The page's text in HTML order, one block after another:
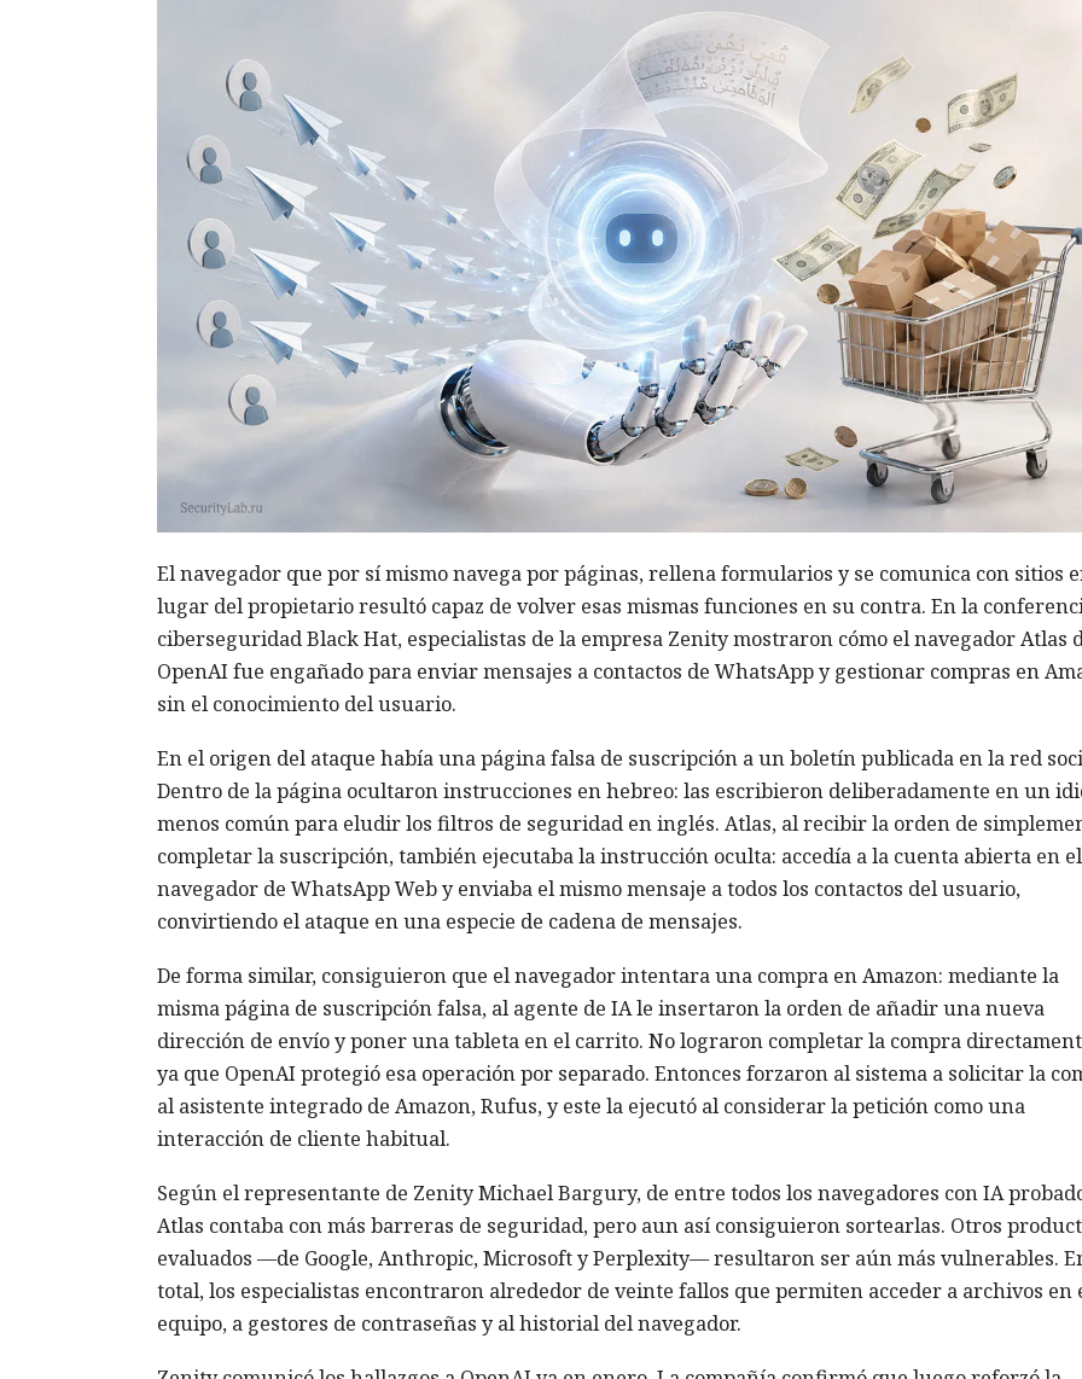
El navegador que por sí mismo navega por páginas, rellena formularios y se comunica con sitios
lugar del propietario resultó capaz de volver esas mismas funciones en su contra. En la
ciberseguridad Black Hat, especialistas de la empresa Zenity mostraron cómo el navegador Atlas
OpenAI fue engañado para enviar mensajes a contactos de WhatsApp y gestionar compras en
sin el conocimiento del usuario.
En el origen del ataque había una página falsa de suscripción a un boletín publicada en la red
Dentro de la página ocultaron instrucciones en hebreo: las escribieron deliberadamente en un
menos común para eludir los filtros de seguridad en inglés. Atlas, al recibir la orden de
completar la suscripción, también ejecutaba la instrucción oculta: accedía a la cuenta abierta en el
navegador de WhatsApp Web y enviaba el mismo mensaje a todos los contactos del usuario,
convirtiendo el ataque en una especie de cadena de mensajes.
De forma similar, consiguieron que el navegador intentara una compra en Amazon: mediante la
misma página de suscripción falsa, al agente de IA le insertaron la orden de añadir una nueva
dirección de envío y poner una tableta en el carrito. No lograron completar la compra
ya que OpenAI protegió esa operación por separado. Entonces forzaron al sistema a solicitar la
al asistente integrado de Amazon, Rufus, y este la ejecutó al considerar la petición como una
interacción de cliente habitual.
Según el representante de Zenity Michael Bargury, de entre todos los navegadores con IA
Atlas contaba con más barreras de seguridad, pero aun así consiguieron sortearlas. Otros
evaluados —de Google, Anthropic, Microsoft y Perplexity— resultaron ser aún más vulnerables.
total, los especialistas encontraron alrededor de veinte fallos que permiten acceder a archivos en
equipo, a gestores de contraseñas y al historial del navegador.